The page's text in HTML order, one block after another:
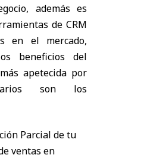
además es
de CRM
en el mercado,
beneficios del
apetecida por
son los
Parcial de tu
ventas en